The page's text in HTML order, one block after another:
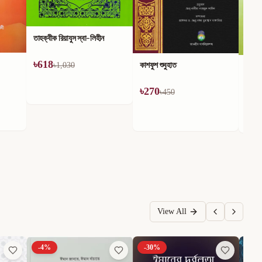
কাশফুশ শুবুহাত ছালাতুর রাসূল (ছাঃ)
৳170৳180
View All
-4% -30%